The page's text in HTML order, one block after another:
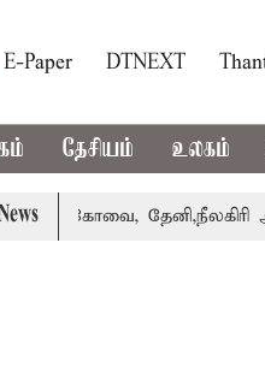
E-Paper DTNEXT
தேசியம் உலகம்
தேனி,நீலகிரி ஆகிய